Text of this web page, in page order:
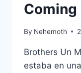
By Nehemoth
Brothers Un
estaba en